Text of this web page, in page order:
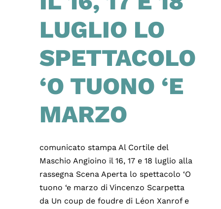
LUGLIO LO
SPETTACOLO
‘O TUONO ‘E
MARZO
comunicato stampa Al Cortile del
Maschio Angioino il 16, 17 e 18 luglio alla
rassegna Scena Aperta lo spettacolo ‘O
tuono ‘e marzo di Vincenzo Scarpetta
da Un coup de foudre di Léon Xanrof e